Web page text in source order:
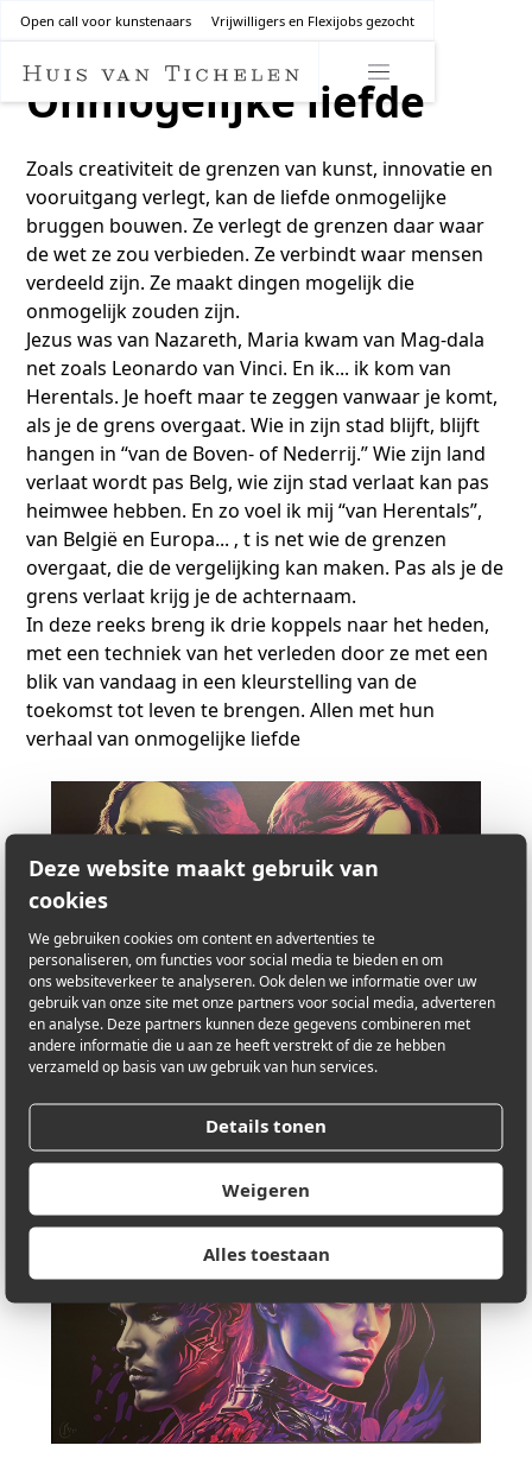
Deze website maakt gebruik van
cookies
We gebruiken cookies om content en advertenties te
personaliseren, om functies voor social media te bieden en om
ons websiteverkeer te analyseren. Ook delen we informatie over uw
gebruik van onze site met onze partners voor social media, adverteren
en analyse. Deze partners kunnen deze gegevens combineren met
andere informatie die u aan ze heeft verstrekt of die ze hebben
verzameld op basis van uw gebruik van hun services.
Details tonen
Weigeren
Alles toestaan
Open call voor kunstenaars Vrijwilligers en Flexijobs gezocht
Onmogelijke liefde
Zoals creativiteit de grenzen van kunst, innovatie en
vooruitgang verlegt, kan de liefde onmogelijke
bruggen bouwen. Ze verlegt de grenzen daar waar
de wet ze zou verbieden. Ze verbindt waar mensen
verdeeld zijn. Ze maakt dingen mogelijk die
onmogelijk zouden zijn.
Jezus was van Nazareth, Maria kwam van Mag-dala
net zoals Leonardo van Vinci. En ik... ik kom van
Herentals. Je hoeft maar te zeggen vanwaar je komt,
als je de grens overgaat. Wie in zijn stad blijft, blijft
hangen in “van de Boven- of Nederrij.” Wie zijn land
verlaat wordt pas Belg, wie zijn stad verlaat kan pas
heimwee hebben. En zo voel ik mij “van Herentals”,
van België en Europa... ‚ t is net wie de grenzen
overgaat, die de vergelijking kan maken. Pas als je de
grens verlaat krijg je de achternaam.
In deze reeks breng ik drie koppels naar het heden,
met een techniek van het verleden door ze met een
blik van vandaag in een kleurstelling van de
toekomst tot leven te brengen. Allen met hun
verhaal van onmogelijke liefde